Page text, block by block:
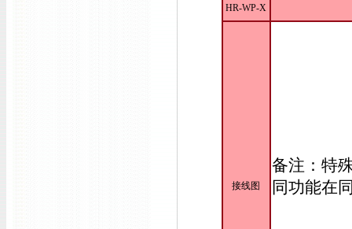
HR-WP-X
接线图
备注：特
同功能在